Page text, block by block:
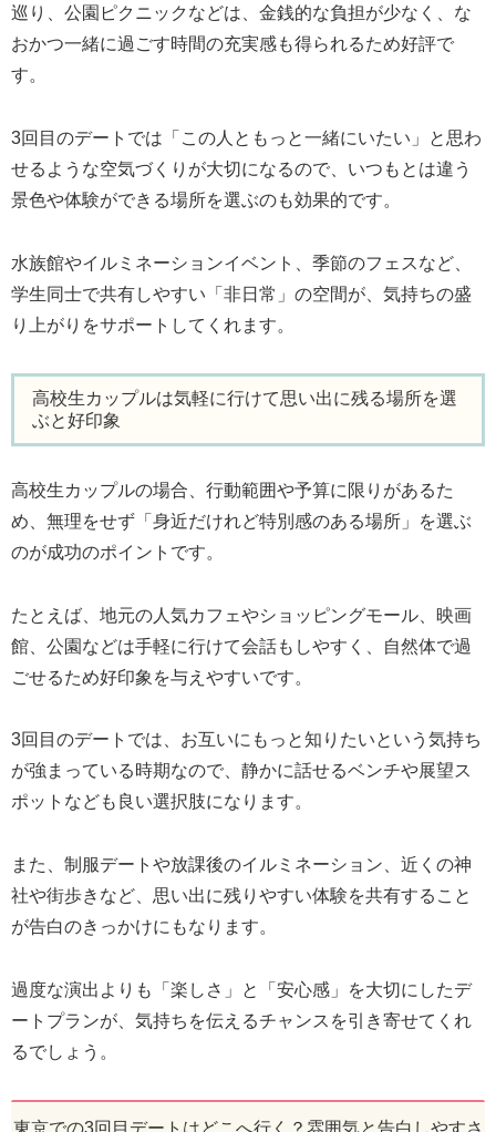
巡り、公園ピクニックなどは、金銭的な負担が少なく、な
おかつ一緒に過ごす時間の充実感も得られるため好評で
す。
3回目のデートでは「この人ともっと一緒にいたい」と思わ
せるような空気づくりが大切になるので、いつもとは違う
景色や体験ができる場所を選ぶのも効果的です。
水族館やイルミネーションイベント、季節のフェスなど、
学生同士で共有しやすい「非日常」の空間が、気持ちの盛
り上がりをサポートしてくれます。
高校生カップルは気軽に行けて思い出に残る場所を選
ぶと好印象
高校生カップルの場合、行動範囲や予算に限りがあるた
め、無理をせず「身近だけれど特別感のある場所」を選ぶ
のが成功のポイントです。
たとえば、地元の人気カフェやショッピングモール、映画
館、公園などは手軽に行けて会話もしやすく、自然体で過
ごせるため好印象を与えやすいです。
3回目のデートでは、お互いにもっと知りたいという気持ち
が強まっている時期なので、静かに話せるベンチや展望ス
ポットなども良い選択肢になります。
また、制服デートや放課後のイルミネーション、近くの神
社や街歩きなど、思い出に残りやすい体験を共有すること
が告白のきっかけにもなります。
過度な演出よりも「楽しさ」と「安心感」を大切にしたデ
ートプランが、気持ちを伝えるチャンスを引き寄せてくれ
るでしょう。
東京での3回目デートはどこへ行く？雰囲気と告白しやすさ